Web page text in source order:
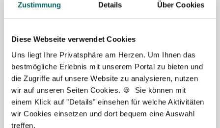
Zustimmung Details Über Cookies
Diese Webseite verwendet Cookies
Uns liegt Ihre Privatsphäre am Herzen. Um Ihnen das
bestmögliche Erlebnis mit unserem Portal zu bieten und
die Zugriffe auf unsere Website zu analysieren, nutzen
wir auf unseren Seiten Cookies. 🍪 Sie können mit
einem Klick auf "Details" einsehen für welche Aktivitäten
wir Cookies einsetzen und dort bequem eine Auswahl
treffen.
Ihre Angaben und Dokumente sind zu jeder Zeit
sicher. Niemand bis auf Sie und Ihre persönlichen
Betreuer haben Zugriff auf Ihre Daten.
Erst nach Ihrer Freigabezu einem konkreten
Stellenangebot leiten wir Ihre Daten an die von Ihnen
gewünschten Apotheken weiter.